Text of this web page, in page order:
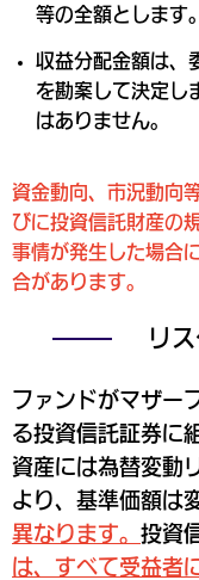
等の全額とします。
収益分配金額は、
を勘案して決定し
はありません。
資金動向、市況動向
びに投資信託財産の
事情が発生した場合
合があります。
リ
ファンドがマザー
る投資信託証券に
資産には為替変動
より、基準価額は
異なります。 投資
は、すべて受益者